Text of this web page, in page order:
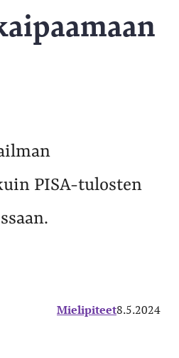
PISA-tulosten
Mielipiteet8.5.2024